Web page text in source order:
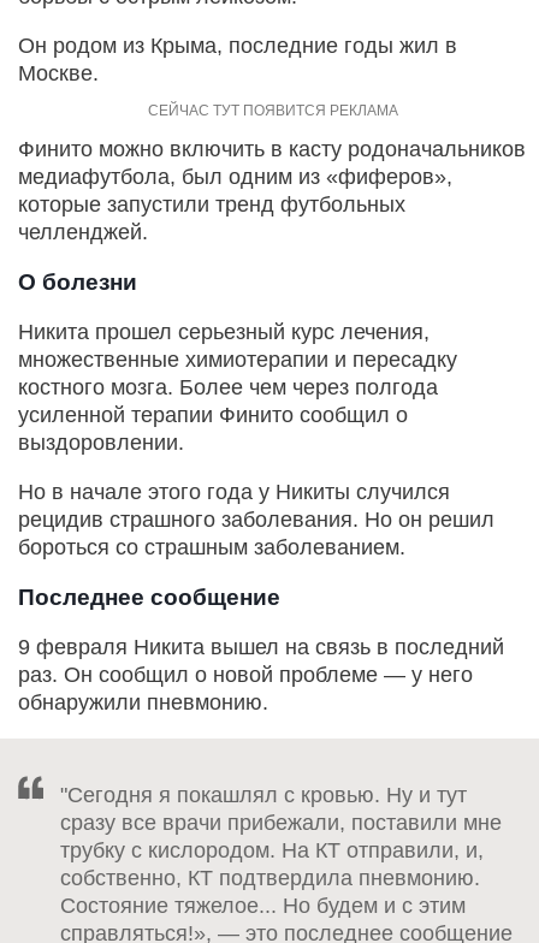
Он родом из Крыма, последние годы жил в
Москве.
Финито можно включить в касту родоначальников
медиафутбола, был одним из «фиферов»,
которые запустили тренд футбольных
челленджей.
О болезни
Никита прошел серьезный курс лечения,
множественные химиотерапии и пересадку
костного мозга. Более чем через полгода
усиленной терапии Финито сообщил о
выздоровлении.
Но в начале этого года у Никиты случился
рецидив страшного заболевания. Но он решил
бороться со страшным заболеванием.
Последнее сообщение
9 февраля Никита вышел на связь в последний
раз. Он сообщил о новой проблеме — у него
обнаружили пневмонию.
"Сегодня я покашлял с кровью. Ну и тут
сразу все врачи прибежали, поставили мне
трубку с кислородом. На КТ отправили, и,
собственно, КТ подтвердила пневмонию.
Состояние тяжелое... Но будем и с этим
справляться!», — это последнее сообщение